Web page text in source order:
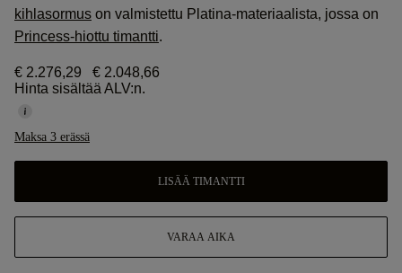
kihlasormus on valmistettu Platina-materiaalista, jossa on
Princess-hiottu timantti.
€ 2.276,29
€ 2.048,66
Hinta sisältää ALV:n.
Maksa 3 erässä
LISÄÄ TIMANTTI
VARAA AIKA